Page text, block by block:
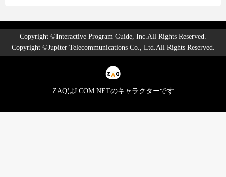
Copyright ©Interactive Program Guide, Inc.All Rights Reserved.
Copyright ©Jupiter Telecommunications Co., Ltd.All Rights Reserved.
ZAQはJ:COM NETのキャラクターです